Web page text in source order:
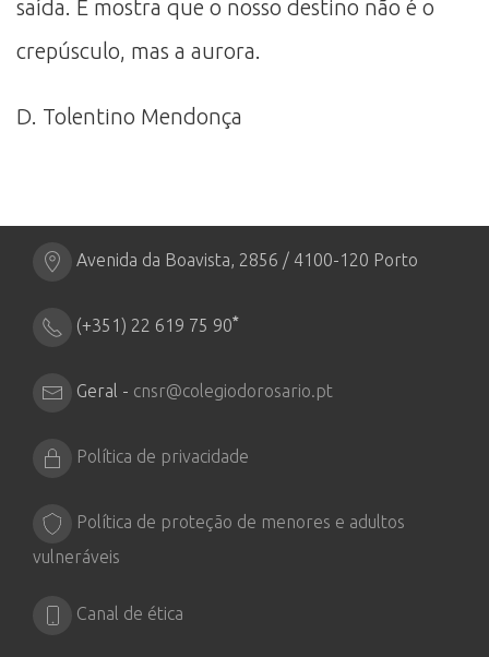
saída. E mostra que o nosso destino não é o
crepúsculo, mas a aurora.
D. Tolentino Mendonça
Avenida da Boavista, 2856 / 4100-120 Porto
(+351) 22 619 75 90*
Geral - cnsr@colegiodorosario.pt
Política de privacidade
Política de proteção de menores e adultos
vulneráveis
Canal de ética